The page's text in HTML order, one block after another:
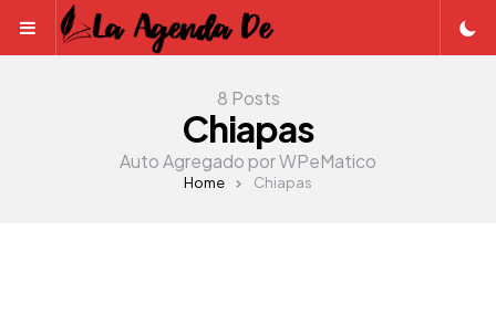
Menu
8 Posts
Chiapas
Auto Agregado por WPeMatico
Home Chiapas